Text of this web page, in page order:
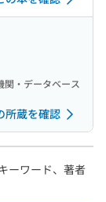
・データベース
所蔵を確認
ーワード、著者